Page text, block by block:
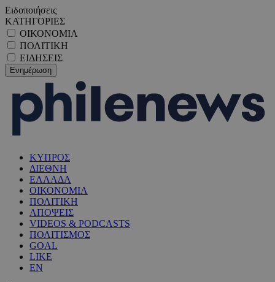
Ειδοποιήσεις
ΚΑΤΗΓΟΡΙΕΣ
ΟΙΚΟΝΟΜΙΑ
ΠΟΛΙΤΙΚΗ
ΕΙΔΗΣΕΙΣ
ΚΥΠΡΟΣ
ΔΙΕΘΝΗ
ΕΛΛΑΔΑ
ΟΙΚΟΝΟΜΙΑ
ΠΟΛΙΤΙΚΗ
ΑΠΟΨΕΙΣ
VIDEOS & PODCASTS
ΠΟΛΙΤΙΣΜΟΣ
GOAL
LIKE
EN